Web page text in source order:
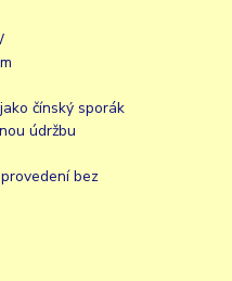
čínský sporák
údržbu
bez